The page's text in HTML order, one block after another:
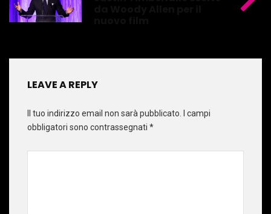
LEAVE A REPLY
Il tuo indirizzo email non sarà pubblicato. I campi
obbligatori sono contrassegnati *